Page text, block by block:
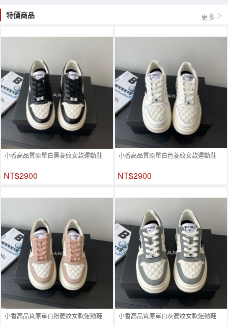
特價商品 更多
小香高品質原單白黑菱紋女款運動鞋
NT$2900
小香高品質原單白色菱紋女款運動鞋
NT$2900
小香高品質原單白粉菱紋女款運動鞋 小香高品質原單白灰菱紋女款運動鞋